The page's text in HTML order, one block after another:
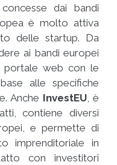
dai bandi
è molto attiva
delle startup. Da
ai bandi europei
portale web con le
alle specifiche
Anche InvestEU, è
contiene diversi
e permette di
imprenditoriale in
con investitori